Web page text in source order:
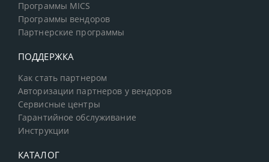
Программы MICS
Программы вендоров
Партнерские программы
ПОДДЕРЖКА
Как стать партнером
Авторизации партнеров у вендоров
Сервисные центры
Гарантийное обслуживание
Инструкции
КАТАЛОГ